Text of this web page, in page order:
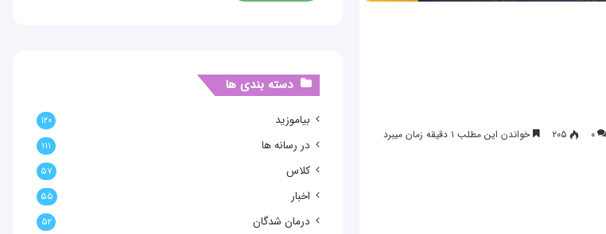
۰ ۲۰۵ خواندن این مطلب ۱ دقیقه زمان میبرد
دسته بندی ها
بیاموزید ۱۲۰
در رسانه ها ۱۱۱
کلاس ۵۷
اخبار ۵۵
درمان شدگان ۵۲